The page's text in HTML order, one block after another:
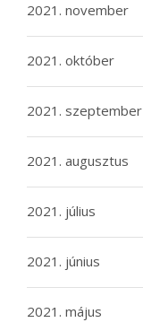
2021. november
2021. október
2021. szeptember
2021. augusztus
2021. július
2021. június
2021. május